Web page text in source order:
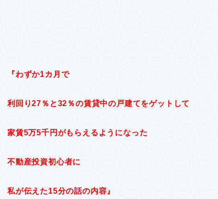
『わずか1カ月で
利回り27％と32％の賃貸中の戸建てをゲットして
家賃5万5千円がもらえるようになった
不動産投資初心者に
私が伝えた15分の話の内容』